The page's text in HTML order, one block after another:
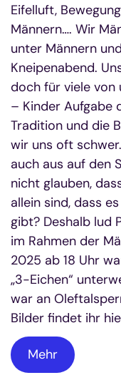
Eifelluft,
Männern…. Wir
unter Männern
Kneipenabend.
doch für viele von
– Kinder Aufgabe
Tradition und die
wir uns oft
auch aus auf den
nicht glauben,
allein sind, dass
gibt? Deshalb lud
im Rahmen der
2025 ab 18 Uhr
„3-Eichen“
war an
Bilder findet ihr
Mehr